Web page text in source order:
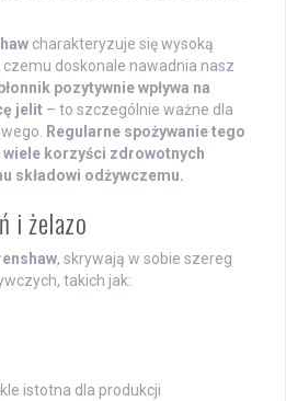
charakteryzuje się wysoką
doskonale nawadnia nasz
pozytywnie wpływa na
jelit – to szczególnie ważne dla
Regularne spożywanie tego
korzyści zdrowotnych
składowi odżywczemu.
i żelazo
, skrywają w sobie szereg
takich jak:
istotna dla produkcji